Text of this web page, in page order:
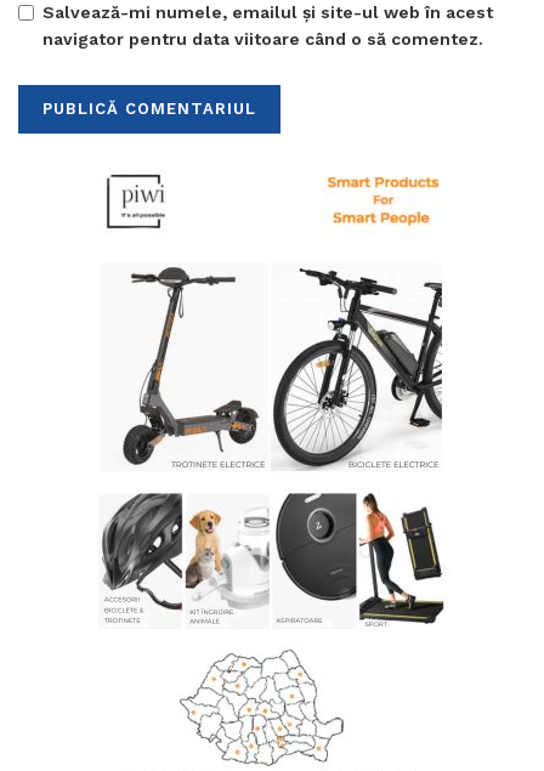
Salvează-mi numele, emailul și site-ul web în acest
navigator pentru data viitoare când o să comentez.